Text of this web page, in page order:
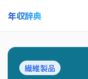
年収辞典
繊維製品